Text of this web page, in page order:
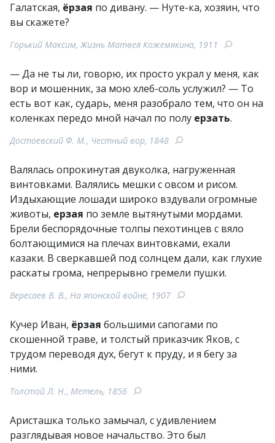
Галатская, ёрзая по дивану. — Нуте-ка, хозяин, что
вы скажете?
Горький Максим, Жизнь Матвея Кожемякина, 1911
— Да не ты ли, говорю, их просто украл у меня, как
вор и мошенник, за мою хлеб-соль услужил? — То
есть вот как, сударь, меня разобрало тем, что он на
коленках передо мной начал по полу ерзать.
Достоевский Ф. М., Честный вор, 1848
Валялась опрокинутая двуколка, нагруженная
винтовками. Валялись мешки с овсом и рисом.
Издыхающие лошади широко вздували огромные
животы, ерзая по земле вытянутыми мордами.
Брели беспорядочные толпы пехотинцев с вяло
болтающимися на плечах винтовками, ехали
казаки. В сверкавшей под солнцем дали, как глухие
раскаты грома, непрерывно гремели пушки.
Вересаев В. В., На японской войне, 1907
Кучер Иван, ёрзая большими сапогами по
скошенной траве, и толстый приказчик Яков, с
трудом переводя дух, бегут к пруду, и я бегу за
ними.
Толстой Л. Н., Метель, 1856
Аристашка только замычал, с удивлением
разглядывая новое начальство. Это был